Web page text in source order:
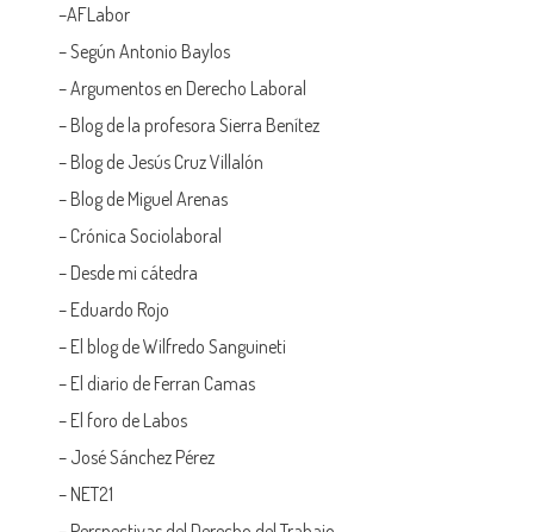
–AFLabor
– Según Antonio Baylos
–Argumentos en Derecho Laboral
– Blog de la profesora Sierra Benítez
– Blog de Jesús Cruz Villalón
– Blog de Miguel Arenas
– Crónica Sociolaboral
– Desde mi cátedra
– Eduardo Rojo
– El blog de Wilfredo Sanguineti
– El diario de Ferran Camas
– El foro de Labos
– José Sánchez Pérez
– NET21